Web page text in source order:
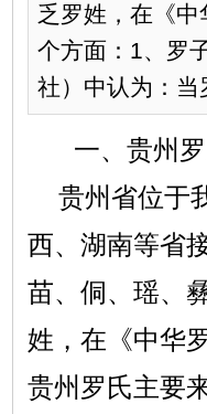
乏罗姓，在《
个方面：1、罗
社）中认为：当
一、贵州罗
贵州省位于
西、湖南等省
苗、侗、瑶、
姓，在《中华
贵州罗氏主要